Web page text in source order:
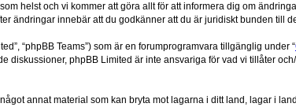
helst och vi kommer att göra allt för att informera dig om
ändringar innebär att du godkänner att du är juridiskt bunden till
“phpBB Teams”) som är en forumprogramvara tillgänglig under “
diskussioner, phpBB Limited är inte ansvariga för vad vi tillåter
annat material som kan bryta mot lagarna i ditt land, lagar i